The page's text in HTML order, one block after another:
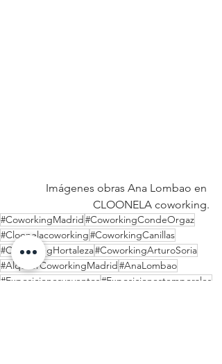
Imágenes obras Ana Lombao en
CLOONELA coworking.
#CoworkingMadrid#CoworkingCondeOrgaz
#Cloonelacoworking#CoworkingCanillas
#CoworkingHortaleza#CoworkingArturoSoria
#AlquilerCoworkingMadrid#AnaLombao
#Exposicionesyeventos#Exposicionestemporales